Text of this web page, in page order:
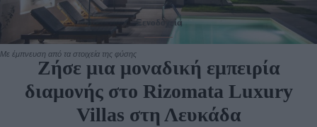
Με έμπνευση από τα στοιχεία της φύσης
Ξενοδοχεία
Ζήσε μια μοναδική εμπειρία
διαμονής στο Rizomata Luxury
Villas στη Λευκάδα